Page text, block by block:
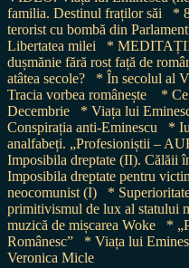
familia. Destinul fraților săi
*
terorist cu bombă din
Libertatea milei
*
dușmănie fără rost față de
atâtea secole?
* În secolul al
Tracia vorbea românește
*
Decembrie
* Viața lui
Conspirația anti-Eminescu
*
analfabeți. „Profesioniștii –
Imposibila dreptate (II). Călăii
Imposibila dreptate pentru
neocomunist (I)
*
primitivismul de lux al statului
muzică de mișcarea Woke
*
Românesc”
* Viața lui
Veronica Micle